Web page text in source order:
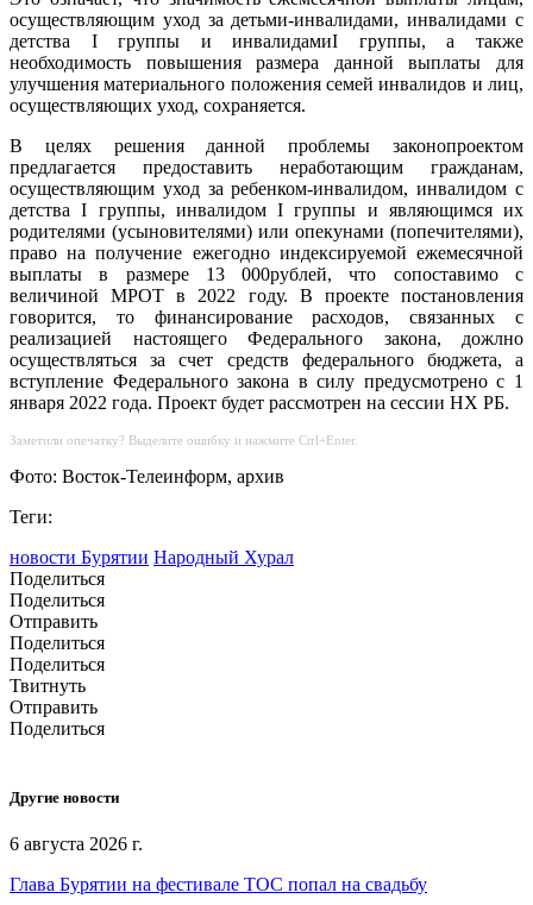
осуществляющим уход за детьми-инвалидами, инвалидами с
детства I группы и инвалидамиI группы, а также
необходимость повышения размера данной выплаты для
улучшения материального положения семей инвалидов и лиц,
осуществляющих уход, сохраняется.
В целях решения данной проблемы законопроектом
предлагается предоставить неработающим гражданам,
осуществляющим уход за ребенком-инвалидом, инвалидом с
детства I группы, инвалидом I группы и являющимся их
родителями (усыновителями) или опекунами (попечителями),
право на получение ежегодно индексируемой ежемесячной
выплаты в размере 13 000рублей, что сопоставимо с
величиной МРОТ в 2022 году. В проекте постановления
говорится, то финансирование расходов, связанных с
реализацией настоящего Федерального закона, дожлно
осуществляться за счет средств федерального бюджета, а
вступление Федерального закона в силу предусмотрено с 1
января 2022 года. Проект будет рассмотрен на сессии НХ РБ.
Заметили опечатку? Выделите ошибку и нажмите Ctrl+Enter.
Фото: Восток-Телеинформ, архив
Теги:
новости Бурятии Народный Хурал
Поделиться
Поделиться
Отправить
Поделиться
Поделиться
Твитнуть
Отправить
Поделиться
Другие новости
6 августа 2026 г.
Глава Бурятии на фестивале ТОС попал на свадьбу